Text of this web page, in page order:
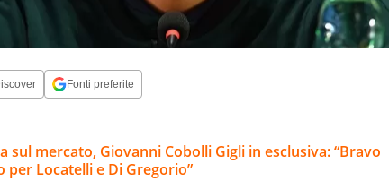
Fonti preferite
sul mercato, Giovanni Cobolli Gigli in esclusiva: “Bravo
per Locatelli e Di Gregorio”